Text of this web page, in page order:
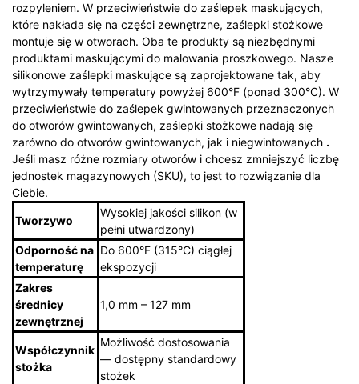
rozpyleniem. W przeciwieństwie do zaślepek maskujących,
które nakłada się na części zewnętrzne, zaślepki stożkowe
montuje się w otworach. Oba te produkty są niezbędnymi
produktami maskującymi do malowania proszkowego. Nasze
silikonowe zaślepki maskujące są zaprojektowane tak, aby
wytrzymywały temperatury powyżej 600°F (ponad 300°C). W
przeciwieństwie do zaślepek gwintowanych przeznaczonych
do otworów gwintowanych, zaślepki stożkowe nadają się
zarówno do otworów gwintowanych, jak i niegwintowanych .
Jeśli masz różne rozmiary otworów i chcesz zmniejszyć liczbę
jednostek magazynowych (SKU), to jest to rozwiązanie dla
Ciebie.
Tworzywo
Wysokiej jakości silikon (w
pełni utwardzony)
Odporność na
temperaturę
Do 600°F (315°C) ciągłej
ekspozycji
Zakres
średnicy
zewnętrznej
1,0 mm – 127 mm
Współczynnik
stożka
Możliwość dostosowania
— dostępny standardowy
stożek